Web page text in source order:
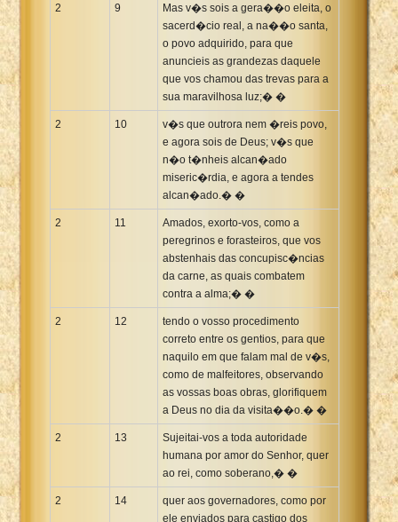
2 9
Mas v�s sois a gera��o eleita, o
sacerd�cio real, a na��o santa,
o povo adquirido, para que
anuncieis as grandezas daquele
que vos chamou das trevas para a
sua maravilhosa luz;� �
2 10
v�s que outrora nem �reis povo,
e agora sois de Deus; v�s que
n�o t�nheis alcan�ado
miseric�rdia, e agora a tendes
alcan�ado.� �
2 11
Amados, exorto-vos, como a
peregrinos e forasteiros, que vos
abstenhais das concupisc�ncias
da carne, as quais combatem
contra a alma;� �
2 12
tendo o vosso procedimento
correto entre os gentios, para que
naquilo em que falam mal de v�s,
como de malfeitores, observando
as vossas boas obras, glorifiquem
a Deus no dia da visita��o.� �
2 13
Sujeitai-vos a toda autoridade
humana por amor do Senhor, quer
ao rei, como soberano,� �
2 14
quer aos governadores, como por
ele enviados para castigo dos